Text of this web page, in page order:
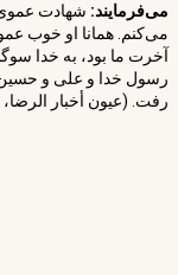
می‌فرمایند: شهادت
مى‌کنم. همانا او خوب
آخرت ما بود، به خدا
رسول خدا و على و حسین
رفت. (عیون أخبار الرضا، ۱/۲۸۸ ، ح ۶)